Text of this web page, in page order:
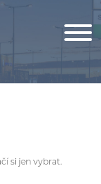
si jen vybrat.